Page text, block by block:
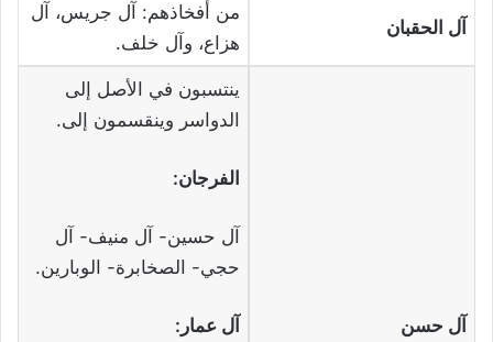
آل الحقبان
من أفخاذهم: آل جريس، آل
هزاع، وآل خلف.
آل حسن
ينتسبون في الأصل إلى
الدواسر وينقسمون إلى.
الفرجان:
آل حسين- آل منيف- آل
حجي- الصخابرة- الوبارين.
آل عمار: